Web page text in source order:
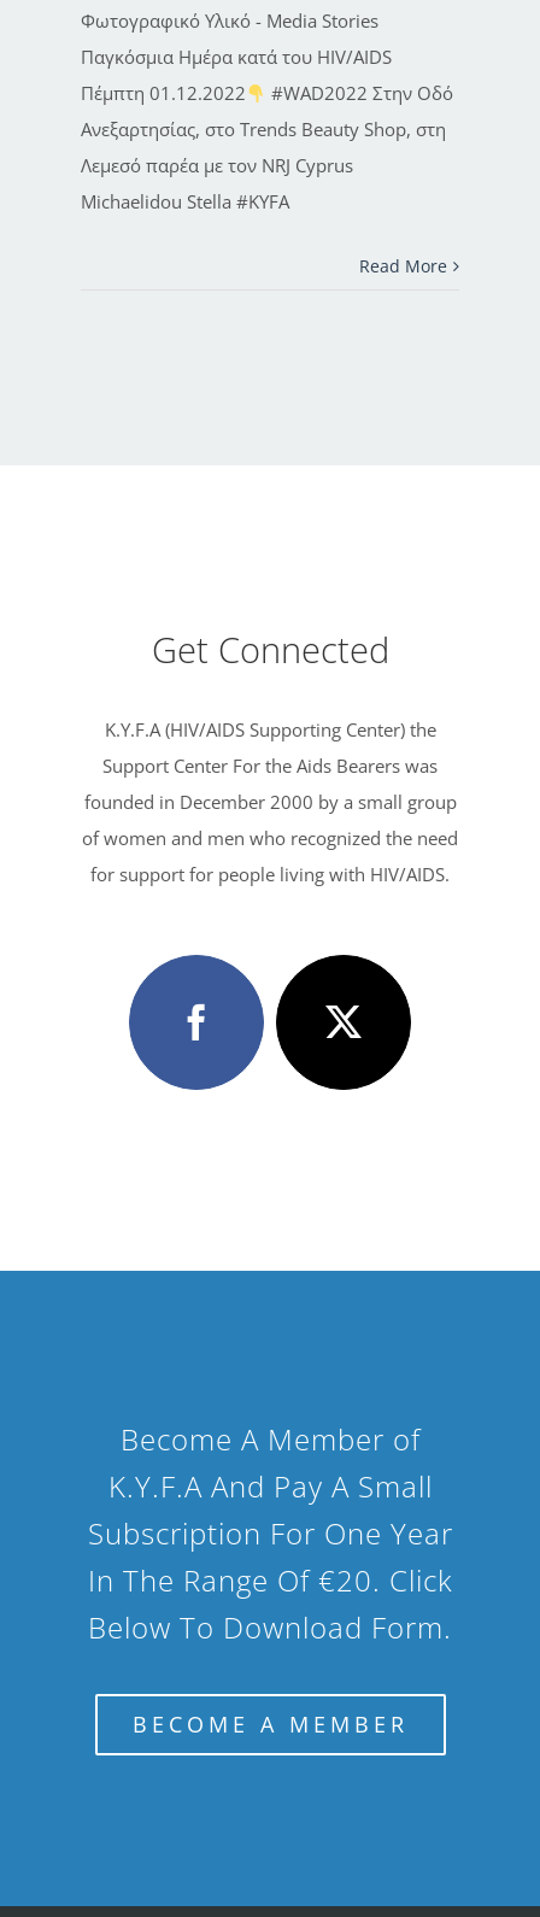
Φωτογραφικό Υλικό - Media Stories
Παγκόσμια Ημέρα κατά του HIV/AIDS
Πέμπτη 01.12.2022
#WAD2022 Στην Οδό
Ανεξαρτησίας, στο Trends Beauty Shop, στη
Λεμεσό παρέα με τον NRJ Cyprus
Michaelidou Stella #KYFA
Read More
Get Connected
K.Y.F.A (HIV/AIDS Supporting Center) the
Support Center For the Aids Bearers was
founded in December 2000 by a small group
of women and men who recognized the need
for support for people living with HIV/AIDS.
Become A Member of
K.Y.F.A And Pay A Small
Subscription For One Year
In The Range Of €20. Click
Below To Download Form.
BECOME A MEMBER